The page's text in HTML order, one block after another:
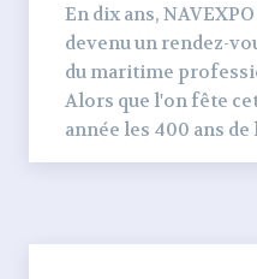
En dix ans,
devenu un rendez-
du maritime
Alors que l'on fête
année les 400 ans de